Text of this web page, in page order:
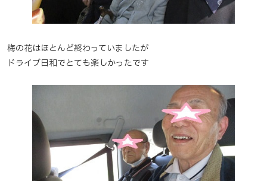
梅の花はほとんど終わっていましたが
ドライブ日和でとても楽しかったです